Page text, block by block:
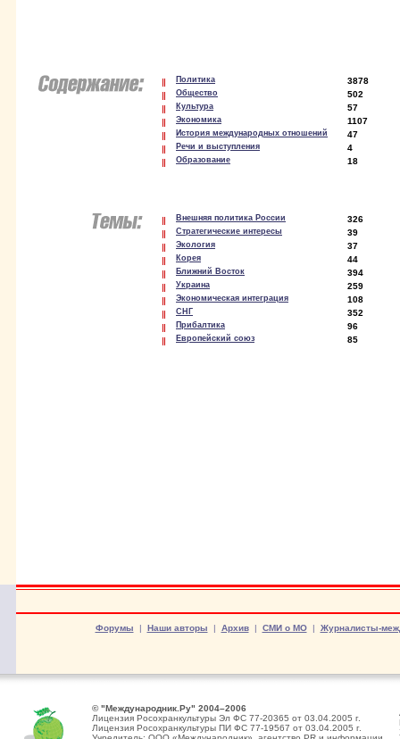
Политика 3878
Общество 502
Культура 57
Экономика 1107
История международных отношений 47
Речи и выступления 4
Образование 18
Внешняя политика России 326
Стратегические интересы 39
Экология 37
Корея 44
Ближний Восток 394
Украина 259
Экономическая интеграция 108
СНГ 352
Прибалтика 96
Европейский союз 85
Форумы | Наши авторы | Архив| СМИ о МО| Журналисты-
© "Международник.Ру" 2004–2006
Лицензия Росохранкультуры Эл ФС 77-20365 от 03.04.2005 г.
Лицензия Росохранкультуры ПИ ФС 77-19567 от 03.04.2005 г.